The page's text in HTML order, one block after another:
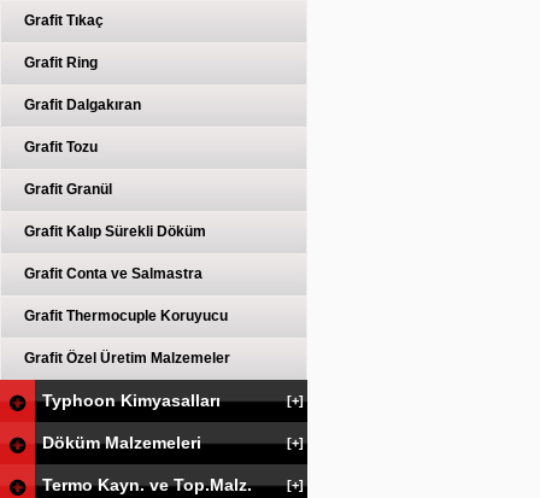
Grafit Tıkaç
Grafit Ring
Grafit Dalgakıran
Grafit Tozu
Grafit Granül
Grafit Kalıp Sürekli Döküm
Grafit Conta ve Salmastra
Grafit Thermocuple Koruyucu
Grafit Özel Üretim Malzemeler
Typhoon Kimyasalları [+]
Döküm Malzemeleri [+]
Termo Kayn. ve Top.Malz. [+]